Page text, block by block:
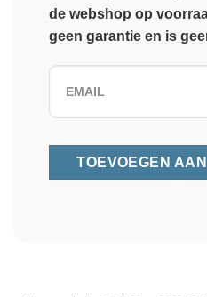
de webshop op
geen garantie en is